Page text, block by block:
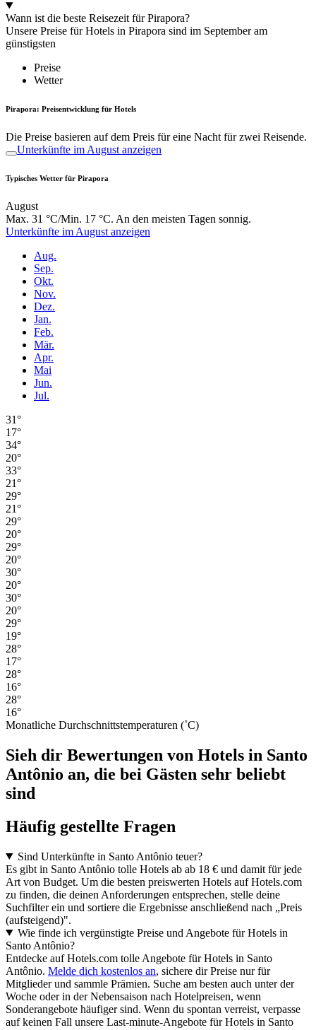
Wann ist die beste Reisezeit für Pirapora?
Unsere Preise für Hotels in Pirapora sind im September am
günstigsten
Preise
Wetter
Pirapora: Preisentwicklung für Hotels
Die Preise basieren auf dem Preis für eine Nacht für zwei Reisende.
Unterkünfte im August anzeigen
Typisches Wetter für Pirapora
August
Max. 31 °C/Min. 17 °C. An den meisten Tagen sonnig.
Unterkünfte im August anzeigen
Aug.
Sep.
Okt.
Nov.
Dez.
Jan.
Feb.
Mär.
Apr.
Mai
Jun.
Jul.
31°
17°
34°
20°
33°
21°
29°
21°
29°
20°
29°
20°
30°
20°
30°
20°
29°
19°
28°
17°
28°
16°
28°
16°
Monatliche Durchschnittstemperaturen (˚C)
Sieh dir Bewertungen von Hotels in Santo
Antônio an, die bei Gästen sehr beliebt
sind
Häufig gestellte Fragen
Sind Unterkünfte in Santo Antônio teuer?
Es gibt in Santo Antônio tolle Hotels ab ab 18 € und damit für jede
Art von Budget. Um die besten preiswerten Hotels auf Hotels.com
zu finden, die deinen Anforderungen entsprechen, stelle deine
Suchfilter ein und sortiere die Ergebnisse anschließend nach „Preis
(aufsteigend)".
Wie finde ich vergünstigte Preise und Angebote für Hotels in
Santo Antônio?
Entdecke auf Hotels.com tolle Angebote für Hotels in Santo
Antônio. Melde dich kostenlos an, sichere dir Preise nur für
Mitglieder und sammle Prämien. Suche am besten auch unter der
Woche oder in der Nebensaison nach Hotelpreisen, wenn
Sonderangebote häufiger sind. Wenn du spontan verreist, verpasse
auf keinen Fall unsere Last-minute-Angebote für Hotels in Santo